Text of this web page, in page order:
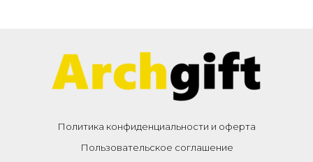
Политика конфиденциальности и оферта
Пользовательское соглашение